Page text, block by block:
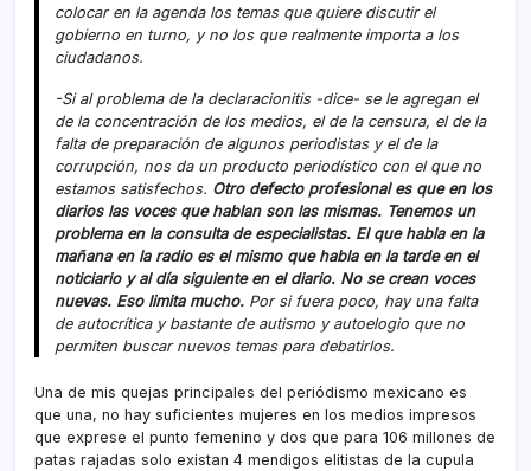
colocar en la agenda los temas que quiere discutir el
gobierno en turno, y no los que realmente importa a los
ciudadanos.
-Si al problema de la declaracionitis -dice- se le agregan el
de la concentración de los medios, el de la censura, el de la
falta de preparación de algunos periodistas y el de la
corrupción, nos da un producto periodí­stico con el que no
estamos satisfechos. Otro defecto profesional es que en los
diarios las voces que hablan son las mismas. Tenemos un
problema en la consulta de especialistas. El que habla en la
mañana en la radio es el mismo que habla en la tarde en el
noticiario y al dí­a siguiente en el diario. No se crean voces
nuevas. Eso limita mucho.Por si fuera poco, hay una falta
de autocrí­tica y bastante de autismo y autoelogio que no
permiten buscar nuevos temas para debatirlos.
Una de mis quejas principales del periódismo mexicano es
que una, no hay suficientes mujeres en los medios impresos
que exprese el punto femenino y dos que para 106 millones de
patas rajadas solo existan 4 mendigos elitistas de la cupula